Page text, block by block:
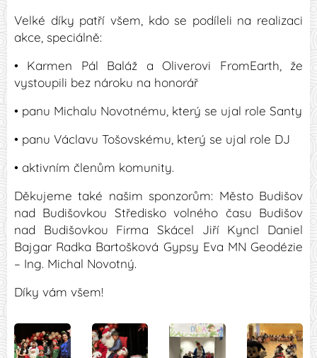
Velké díky patří všem, kdo se podíleli na realizaci
akce, speciálně:
• Karmen Pál Baláž a Oliverovi FromEarth, že
vystoupili bez nároku na honorář
• panu Michalu Novotnému, který se ujal role Santy
• panu Václavu Tošovskému, který se ujal role DJ
• aktivním členům komunity.
Děkujeme také našim sponzorům: Město Budišov
nad Budišovkou Středisko volného času Budišov
nad Budišovkou Firma Skácel Jiří Kyncl Daniel
Bajgar Radka Bartošková Gypsy Eva MN Geodézie
– Ing. Michal Novotný.
Díky vám všem!